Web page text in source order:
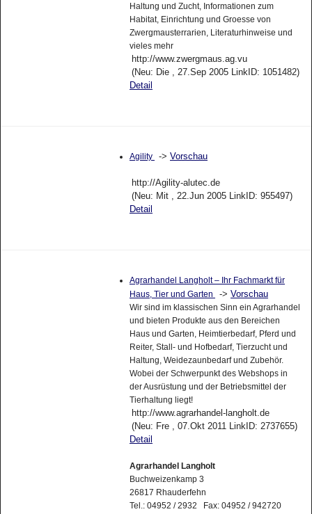
Haltung und Zucht, Informationen zum
Habitat, Einrichtung und Groesse von
Zwergmausterrarien, Literaturhinweise und
vieles mehr
http://www.zwergmaus.ag.vu
(Neu: Die , 27.Sep 2005 LinkID: 1051482)
Detail
Agility -> Vorschau
http://Agility-alutec.de
(Neu: Mit , 22.Jun 2005 LinkID: 955497)
Detail
Agrarhandel Langholt – Ihr Fachmarkt für
Haus, Tier und Garten
-> Vorschau
Wir sind im klassischen Sinn ein Agrarhandel
und bieten Produkte aus den Bereichen
Haus und Garten, Heimtierbedarf, Pferd und
Reiter, Stall- und Hofbedarf, Tierzucht und
Haltung, Weidezaunbedarf und Zubehör.
Wobei der Schwerpunkt des Webshops in
der Ausrüstung und der Betriebsmittel der
Tierhaltung liegt!
http://www.agrarhandel-langholt.de
(Neu: Fre , 07.Okt 2011 LinkID: 2737655)
Detail
Agrarhandel Langholt
Buchweizenkamp 3
26817 Rhauderfehn
Tel.: 04952 / 2932 Fax: 04952 / 942720